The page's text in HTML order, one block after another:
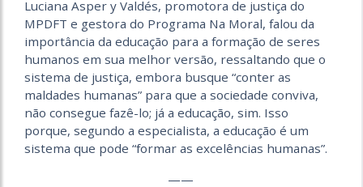
Luciana Asper y Valdés, promotora de justiça do
MPDFT e gestora do Programa Na Moral, falou da
importância da educação para a formação de seres
humanos em sua melhor versão, ressaltando que o
sistema de justiça, embora busque “conter as
maldades humanas” para que a sociedade conviva,
não consegue fazê-lo; já a educação, sim. Isso
porque, segundo a especialista, a educação é um
sistema que pode “formar as excelências humanas”.
——